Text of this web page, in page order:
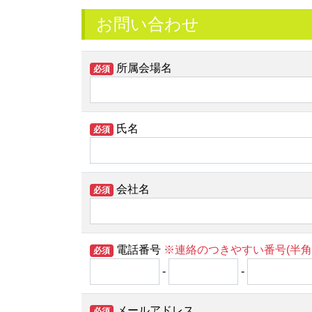
お問い合わせ
必須 所属会場名
必須 氏名
必須 会社名
必須 電話番号 ※連絡のつきやすい番号(半
-
-